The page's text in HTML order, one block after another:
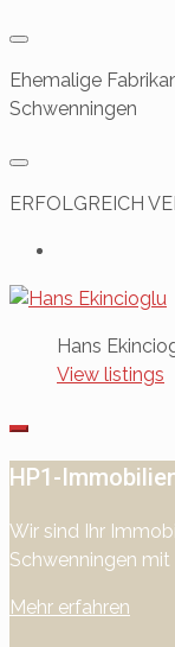
Ehemalige
Schwenningen
ERFOLGREICH
Hans
View listings
HP1-
Wir sind Ihr
Schwenningen
Mehr erfahren